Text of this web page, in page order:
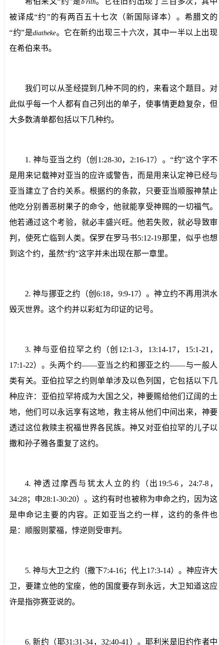
b'rith
被译成“约”的有两百五十七次（新国际译本）。希腊文的
“约”是diatheke。它在新约出现三十六次，其中一半以上出现
在希伯来书。
我们可以从圣经提到几种不同的约，来看这个题目。对
此似乎每一个人都有自己列出的单子，使事情更趋复杂，但
大多数清单都包括以下几种约。
1. 神与亚当之约 （创 1:28-30， 2:16-17）。“约”这个字不
是用来记载神对亚当的应许或警告，而是用来认定神已经与
亚当建立了合约关系。根据约的条款，只要亚当顺服神禁止
他吃分别善恶树果子的命令，他就能享受神赐的一切福气。
他若通过这个考验，就必丰盛兴旺。他若失败，就必导致审
判，使死亡临到人类。保罗在罗马书5:12-19那里，似乎也想
到这个约，虽然“约”这字并未出现在那一章里。
2.神与挪亚之约 （创6:18， 9:9-17）。神立约不再用洪水
毁灭世界。这个约并以彩虹为印证的记号。
3.神与亚伯拉罕之约 （创 12:1-3， 13:14-17， 15:1-21 ，
17:1-22）。头两个约——亚当之约和挪亚之约——与一般人
类有关。亚伯拉罕之约则单单涉及以色列国，它包括以下几
种应许：亚伯拉罕将成为大国之父，神要赐给他们辽阔的土
地，他们可以永远享有这地，救主将从他们中间出来，神要
透过这位救赎主祝福世界各民族。神又对亚伯拉罕的儿子以
撒和孙子雅各重复了这约。
4.神透过摩西与犹太人立的约 （出 19:5-6 ， 24:7-8，
34:28；申28:1-30:20）。这约有时也被称为申命之约，因为这
是申命记主要的内容。正如亚当之约一样，这约的条件也
是：顺服则蒙福，悖逆则受审判。
5. 神与大卫之约 （撒下7:4-16；代上17:3-14）。神应许大
卫，要建立他的宝座，他的国度要存到永远，大卫知道这应
许是指弥赛亚说的。
6.新约 （耶31:31-34，32:40-41 ）。耶利米是旧约作者中